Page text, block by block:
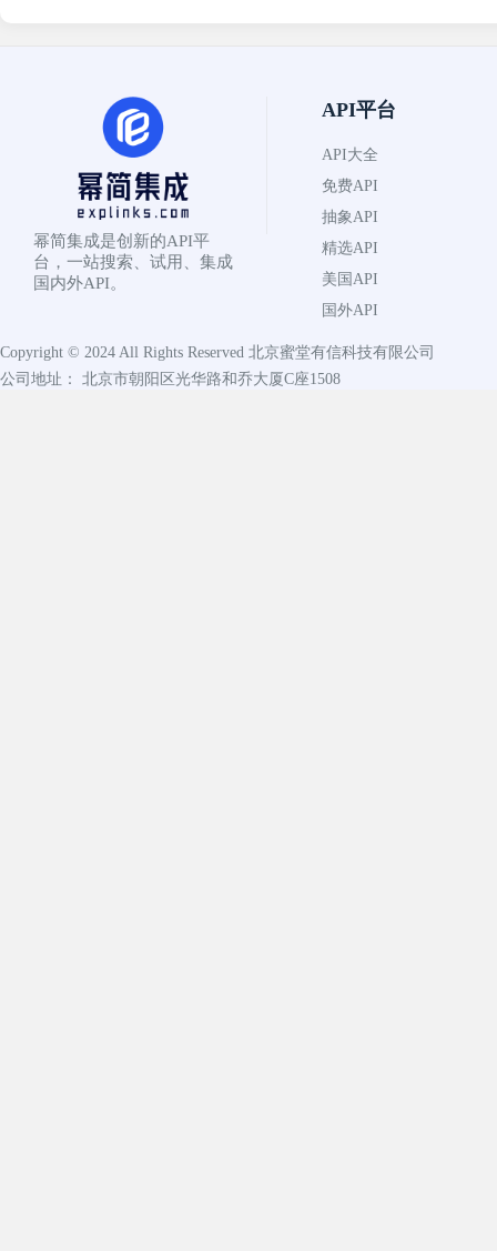
幂简集成是创新的API平
台，一站搜索、试用、集成
国内外API。
API平台
API大全
免费API
抽象API
精选API
美国API
国外API
Copyright © 2024 All Rights Reserved 北京蜜堂有信科技有限公司
公司地址： 北京市朝阳区光华路和乔大厦C座1508